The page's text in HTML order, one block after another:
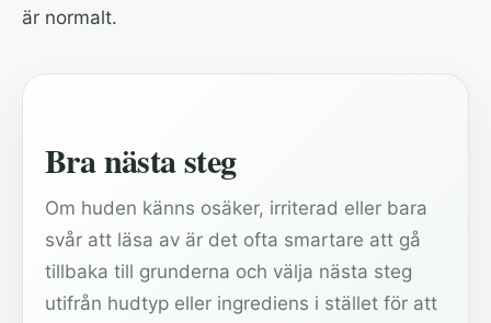
är normalt.
Bra nästa steg
Om huden känns osäker, irriterad eller bara
svår att läsa av är det ofta smartare att gå
tillbaka till grunderna och välja nästa steg
utifrån hudtyp eller ingrediens i stället för att